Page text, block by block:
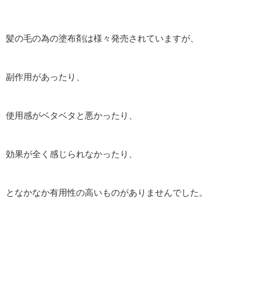
髪の毛の為の塗布剤は様々発売されていますが、
副作用があったり、
使用感がベタベタと悪かったり、
効果が全く感じられなかったり、
となかなか有用性の高いものがありませんでした。